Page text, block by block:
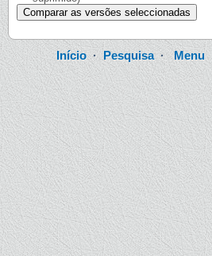
Início·Pesquisa·Menu